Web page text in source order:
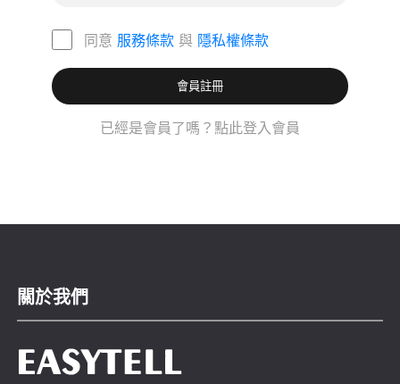
同意 服務條款 與 隱私權條款
會員註冊
已經是會員了嗎？點此登入會員
關於我們